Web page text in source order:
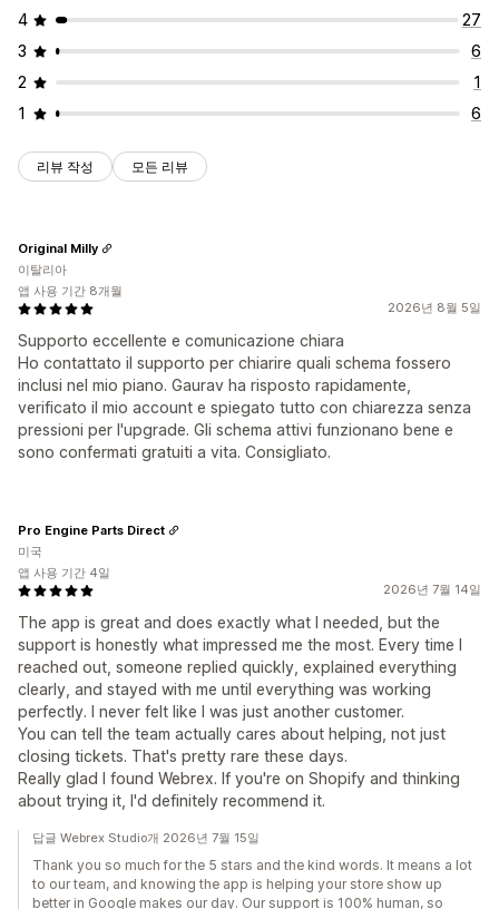
4
27
3
6
2
1
1
6
리뷰 작성 모든 리뷰
2026년 8월 5일
Supporto eccellente e comunicazione chiara
Ho contattato il supporto per chiarire quali schema fossero
inclusi nel mio piano. Gaurav ha risposto rapidamente,
verificato il mio account e spiegato tutto con chiarezza senza
pressioni per l'upgrade. Gli schema attivi funzionano bene e
sono confermati gratuiti a vita. Consigliato.
Original Milly
이탈리아
앱 사용 기간 8개월
2026년 7월 14일
The app is great and does exactly what I needed, but the
support is honestly what impressed me the most. Every time I
reached out, someone replied quickly, explained everything
clearly, and stayed with me until everything was working
perfectly. I never felt like I was just another customer.
You can tell the team actually cares about helping, not just
closing tickets. That's pretty rare these days.
Really glad I found Webrex. If you're on Shopify and thinking
about trying it, I'd definitely recommend it.
Pro Engine Parts Direct
미국
앱 사용 기간 4일
답글 Webrex Studio개 2026년 7월 15일
Thank you so much for the 5 stars and the kind words. It means a lot
to our team, and knowing the app is helping your store show up
better in Google makes our day. Our support is 100% human, so